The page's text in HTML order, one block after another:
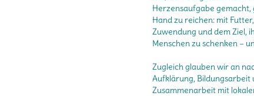
Herzensaufgabe gemacht,
Hand zu reichen: mit
Zuwendung und dem Ziel,
Menschen zu schenken –
Zugleich glauben wir an
Aufklärung,
Zusammenarbeit mit